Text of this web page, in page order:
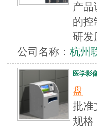
产
的控
研发
公司名称： 杭州
医学影
盘
批
规格